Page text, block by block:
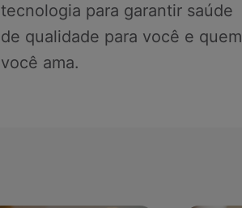
tecnologia para garantir saúde
de qualidade para você e quem
você ama.